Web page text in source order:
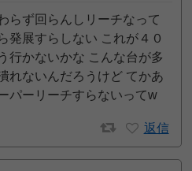
らず回らんしリーチなって
発展すらしない これが４０
行かないかな こんな台が多
れないんだろうけど てかあ
パーリーチすらないってw
返信